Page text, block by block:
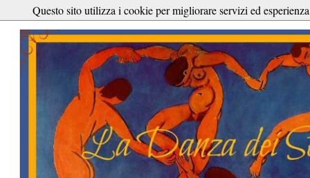
Questo sito utilizza i cookie per migliorare servizi ed